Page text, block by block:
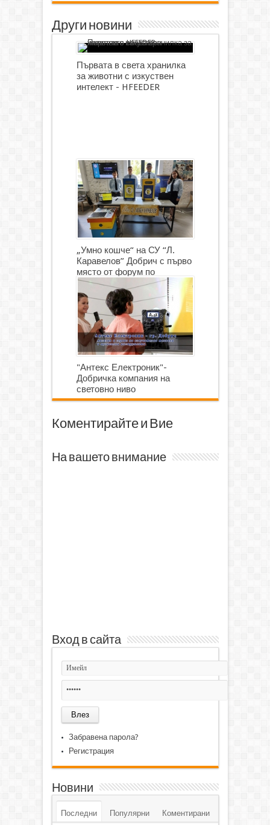
Други новини
Първата в света хранилка
за животни с изкуствен
интелект - HFEEDER
„Умно кошче“ на СУ “Л.
Каравелов” Добрич с първо
място от форум по
роботика
"Антекс Електроник"-
Добричка компания на
световно ниво
Коментирайте и Вие
На вашето внимание
Вход в сайта
Забравена парола?
Регистрация
Новини
Последни Популярни Коментирани